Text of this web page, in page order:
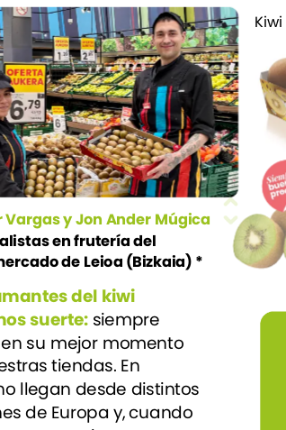
VargasyJon Ander Múgica
enfruteríadel
de Leioa (Bizkaia) *
del kiwi
suerte: siempre
en su mejor momento
tiendas. En
llegan desde distintos
de Europa y,cuando
Kiwi